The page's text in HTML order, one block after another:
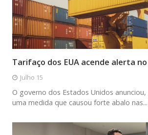
Tarifaço dos EUA acende alerta
Julho 15
O governo dos Estados Unidos
uma medida que causou forte abalo nas...